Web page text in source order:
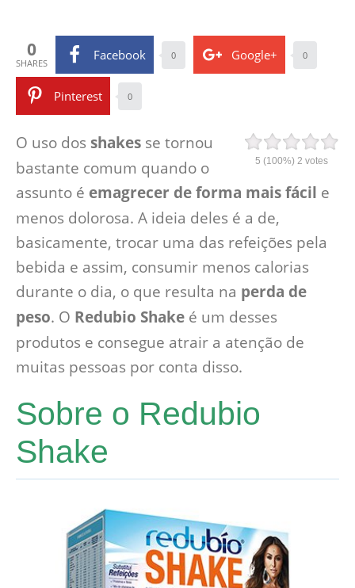
0
SHARES
Facebook 0 Google+ 0
Pinterest 0
5 (100%) 2 votes
O uso dos shakes se tornou
bastante comum quando o
assunto é emagrecer de forma mais fácil e
menos dolorosa. A ideia deles é a de,
basicamente, trocar uma das refeições pela
bebida e assim, consumir menos calorias
durante o dia, o que resulta na perda de
peso. O Redubio Shake é um desses
produtos e consegue atrair a atenção de
muitas pessoas por conta disso.
Sobre o Redubio
Shake